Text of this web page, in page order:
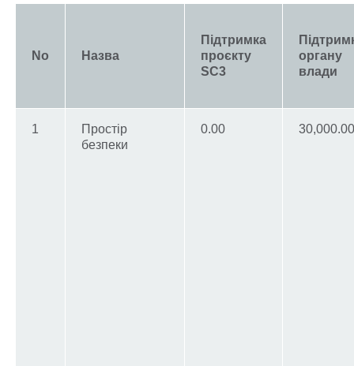
No Назва
Підтримка
проєкту
SC3
органу
влади
1
Простір
безпеки
0.00 30,000.00